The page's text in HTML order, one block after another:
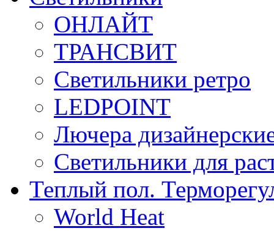
ОНЛАЙТ
ТРАНСВИТ
Светильники ретро
LEDPOINT
Лючера
Светильники для
Теплый пол.
World Heat